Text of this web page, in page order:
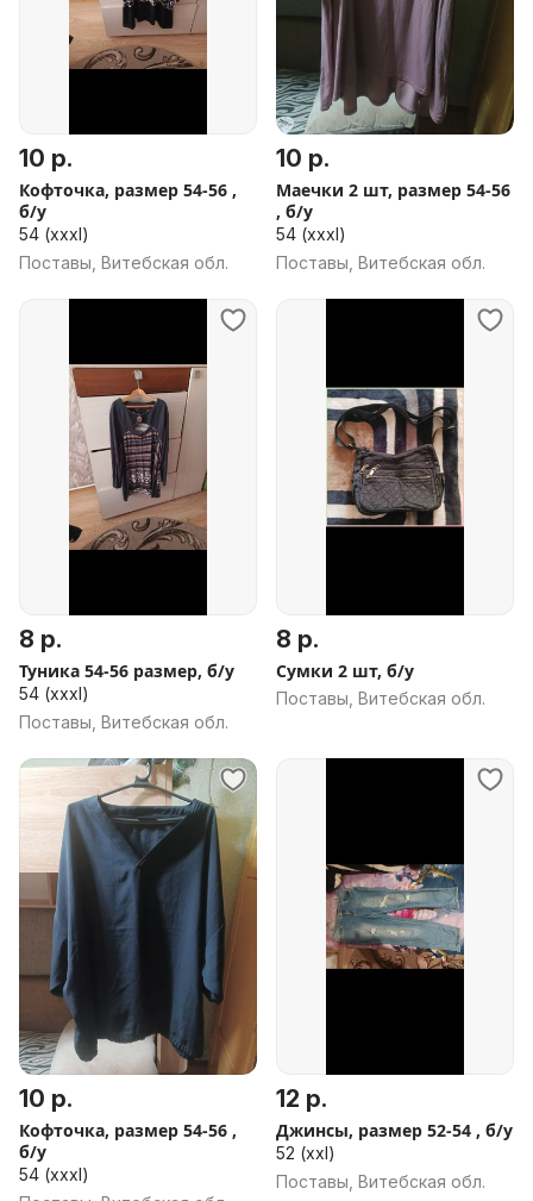
10 р.
Кофточка, размер 54-56 ,
б/у
54 (xxxl)
Поставы, Витебская обл.
10 р.
Маечки 2 шт, размер 54-56
, б/у
54 (xxxl)
Поставы, Витебская обл.
8 р.
Туника 54-56 размер, б/у
54 (xxxl)
Поставы, Витебская обл.
8 р.
Сумки 2 шт, б/у
Поставы, Витебская обл.
10 р.
Кофточка, размер 54-56 ,
б/у
54 (xxxl)
12 р.
Джинсы, размер 52-54 , б/у
52 (xxl)
Поставы, Витебская обл.